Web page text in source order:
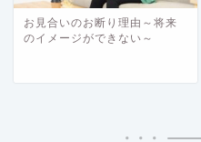
お見合いのお断り理由～将来
のイメージができない～